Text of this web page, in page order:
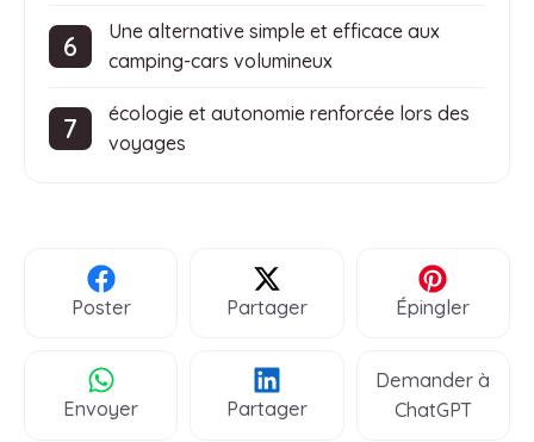
Une alternative simple et efficace aux
camping-cars volumineux
écologie et autonomie renforcée lors des
voyages
Poster Partager Épingler
Envoyer Partager
Demander à
ChatGPT